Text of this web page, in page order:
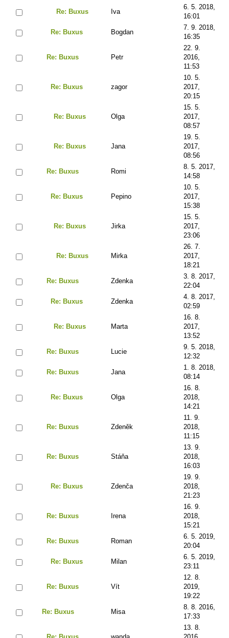
Re: Buxus Iva
6. 5. 2018,
16:01
Re: Buxus Bogdan
7. 9. 2018,
16:35
Re: Buxus Petr
22. 9.
2016,
11:53
Re: Buxus zagor
10. 5.
2017,
20:15
Re: Buxus Olga
15. 5.
2017,
08:57
Re: Buxus Jana
19. 5.
2017,
08:56
Re: Buxus Romi
8. 5. 2017,
14:58
Re: Buxus Pepino
10. 5.
2017,
15:38
Re: Buxus Jirka
15. 5.
2017,
23:06
Re: Buxus Mirka
26. 7.
2017,
18:21
Re: Buxus Zdenka
3. 8. 2017,
22:04
Re: Buxus Zdenka
4. 8. 2017,
02:59
Re: Buxus Marta
16. 8.
2017,
13:52
Re: Buxus Lucie
9. 5. 2018,
12:32
Re: Buxus Jana
1. 8. 2018,
08:14
Re: Buxus Olga
16. 8.
2018,
14:21
Re: Buxus Zdeněk
11. 9.
2018,
11:15
Re: Buxus Stáňa
13. 9.
2018,
16:03
Re: Buxus Zdenča
19. 9.
2018,
21:23
Re: Buxus Irena
16. 9.
2018,
15:21
Re: Buxus Roman
6. 5. 2019,
20:04
Re: Buxus Milan
6. 5. 2019,
23:11
Re: Buxus Vít
12. 8.
2019,
19:22
Re: Buxus Misa
8. 8. 2016,
17:33
13. 8.